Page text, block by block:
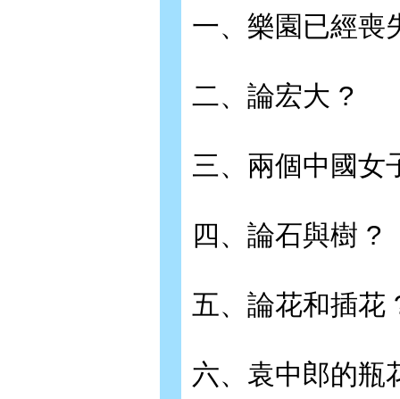
一、樂園已經喪
二、論宏大 ?
三、兩個中國女
四、論石與樹 ?
五、論花和插花
六、袁中郎的瓶